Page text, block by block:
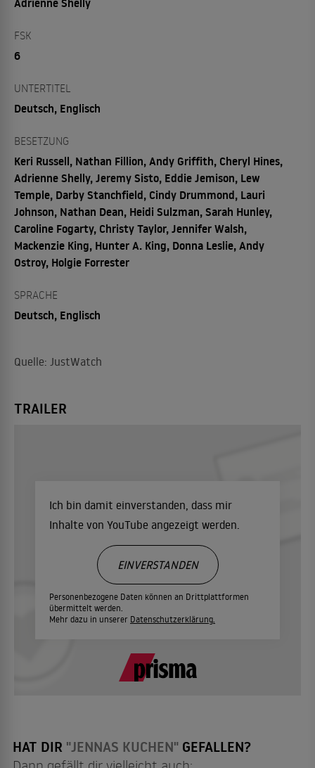
FSK
6
UNTERTITEL
Deutsch, Englisch
BESETZUNG
Keri Russell, Nathan Fillion, Andy Griffith, Cheryl Hines,
Adrienne Shelly, Jeremy Sisto, Eddie Jemison, Lew
Temple, Darby Stanchfield, Cindy Drummond, Lauri
Johnson, Nathan Dean, Heidi Sulzman, Sarah Hunley,
Caroline Fogarty, Christy Taylor, Jennifer Walsh,
Mackenzie King, Hunter A. King, Donna Leslie, Andy
Ostroy, Holgie Forrester
SPRACHE
Deutsch, Englisch
Quelle: JustWatch
TRAILER
Ich bin damit einverstanden, dass mir
Inhalte von YouTube angezeigt werden.
Personenbezogene Daten können an Drittplattformen
übermittelt werden.
Mehr dazu in unserer Datenschutzerklärung.
EINVERSTANDEN
HAT DIR "JENNAS KUCHEN" GEFALLEN?